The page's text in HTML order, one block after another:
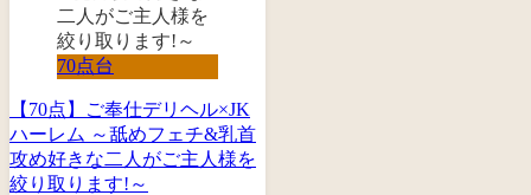
70点台
【70点】ご奉仕デリヘル×JK
ハーレム ～舐めフェチ&乳首
攻め好きな二人がご主人様を
絞り取ります!～